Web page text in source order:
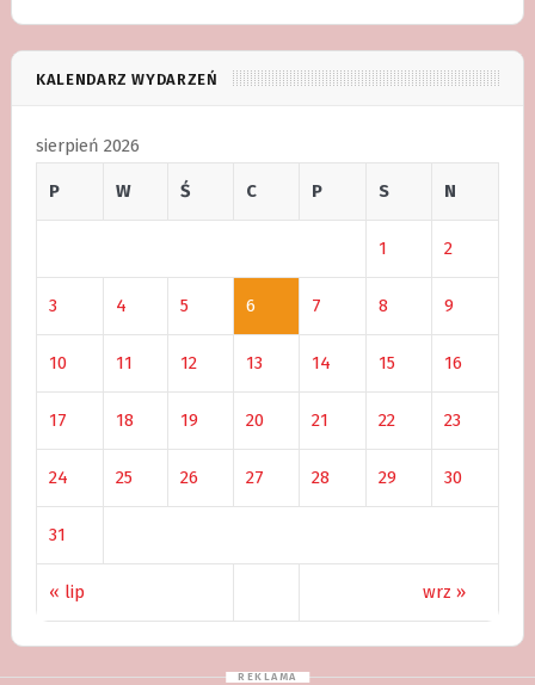
KALENDARZ WYDARZEŃ
sierpień 2026
P W Ś C P S N
« lip wrz »
1 2
3 4 5 6 7 8 9
10 11 12 13 14 15 16
17 18 19 20 21 22 23
24 25 26 27 28 29 30
31